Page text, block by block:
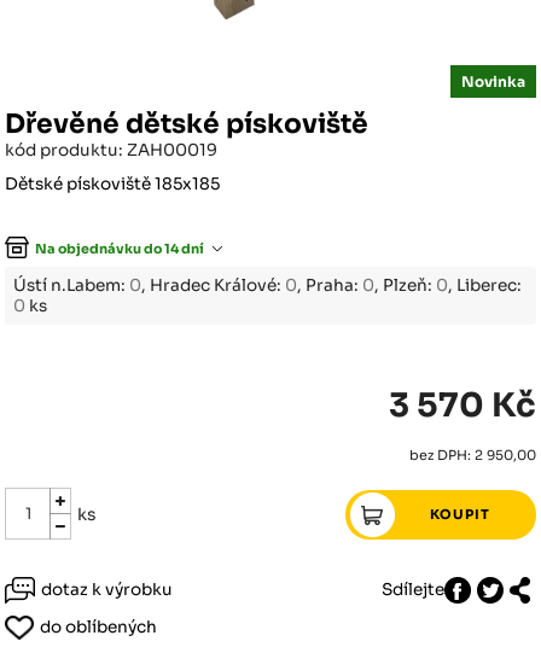
Dřevěné dětské pískoviště
kód produktu: ZAH00019
Dětské pískoviště 185x185
Na objednávku do 14 dní
Ústí n.Labem: 0, Hradec Králové: 0, Praha: 0, Plzeň: 0, Liberec:
0 ks
Novinka
3 570 Kč
bez DPH: 2 950,00
ks
dotaz k výrobku
Sdílejte
do oblíbených